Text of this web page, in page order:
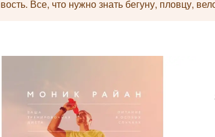
Все, что нужно знать бегуну, пловцу,